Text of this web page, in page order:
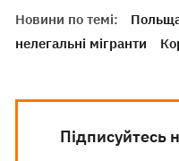
Новини по темі:
нелегальні мігранти
Підписуйтесь